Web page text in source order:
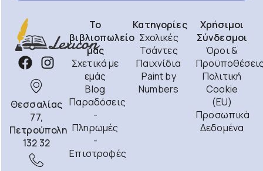
Θεσσαλίας
77,
Πετρούπολη
132 32
Το
βιβλιοπωλείο
μας
Σχετικά με
εμάς
Blog
Παραδόσεις
-
Πληρωμές
-
Επιστροφές
Κατηγορίες
Σχολικές
Τσάντες
Παιχνίδια
Paint by
Numbers
Χρήσιμοι
Σύνδεσμοι
Όροι &
Πολιτική
Cookie
(EU)
Προσωπικά
Δεδομένα